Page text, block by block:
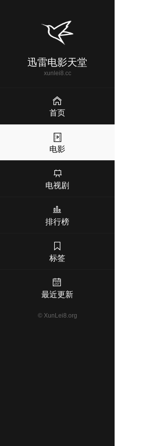
迅雷电影天堂
xunlei8.cc
首页
电影
电视剧
排行榜
标签
最近更新
© XunLei8.org